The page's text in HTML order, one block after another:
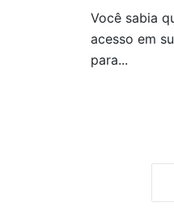
Você sabia
acesso em
para...